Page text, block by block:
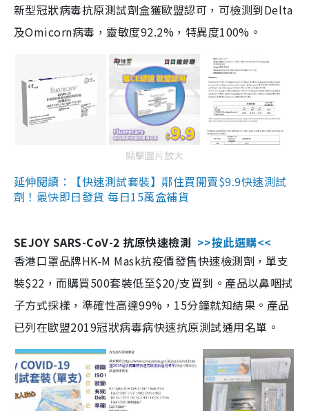
新型冠狀病毒抗原測試劑盒獲歐盟認可，可檢測到Delta
及Omicorn病毒，靈敏度92.2%，特異度100%。
點擊圖片放大
延伸閱讀：【快速測試套裝】鄰住買開賣$9.9快速測試
劑！最快即日發貨 每日15萬盒補貨
SEJOY SARS-CoV-2 抗原快速檢測 >>按此選購<<
香港口罩品牌HK-M Mask抗疫價發售快速檢測劑，單支
裝$22，而購買500套裝低至$20/支買到。產品以鼻咽拭
子方式採樣，準確性高達99%，15分鐘就知結果。產品
已列在歐盟2019冠狀病毒病快速抗原測試通用名單。